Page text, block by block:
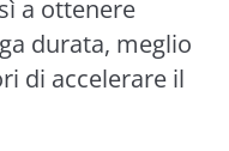
a ottenere
durata, meglio
di accelerare il